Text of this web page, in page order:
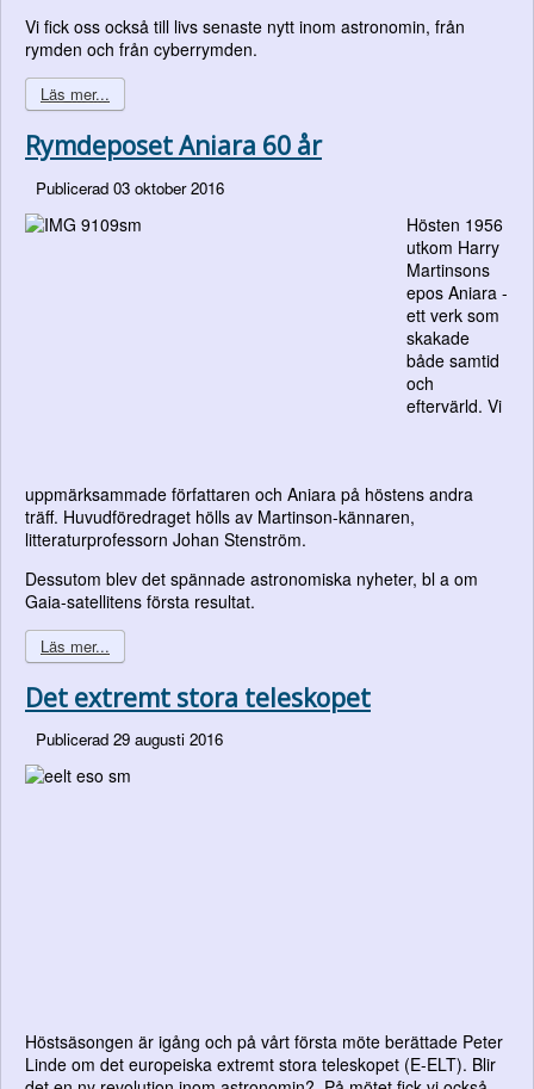
Vi fick oss också till livs senaste nytt inom astronomin, från
rymden och från cyberrymden.
Läs mer...
Rymdeposet Aniara 60 år
Publicerad 03 oktober 2016
Hösten 1956
utkom Harry
Martinsons
epos Aniara -
ett verk som
skakade
både samtid
och
eftervärld. Vi
uppmärksammade författaren och Aniara på höstens andra
träff. Huvudföredraget hölls av Martinson-kännaren,
litteraturprofessorn Johan Stenström.
Dessutom blev det spännade astronomiska nyheter, bl a om
Gaia-satellitens första resultat.
Läs mer...
Det extremt stora teleskopet
Publicerad 29 augusti 2016
Höstsäsongen är igång och på vårt första möte berättade Peter
Linde om det europeiska extremt stora teleskopet (E-ELT). Blir